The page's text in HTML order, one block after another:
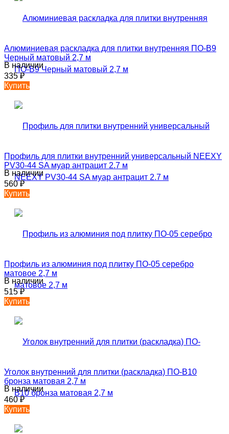
Алюминиевая раскладка для плитки внутренняя ПО-В9
Черный матовый 2,7 м
В наличии
335₽
Купить
Профиль для плитки внутренний универсальный NEEXY
PV30-44 SA муар антрацит 2.7 м
В наличии
560₽
Купить
Профиль из алюминия под плитку ПО-05 серебро
матовое 2,7 м
В наличии
515₽
Купить
Уголок внутренний для плитки (раскладка) ПО-В10
бронза матовая 2,7 м
В наличии
460₽
Купить